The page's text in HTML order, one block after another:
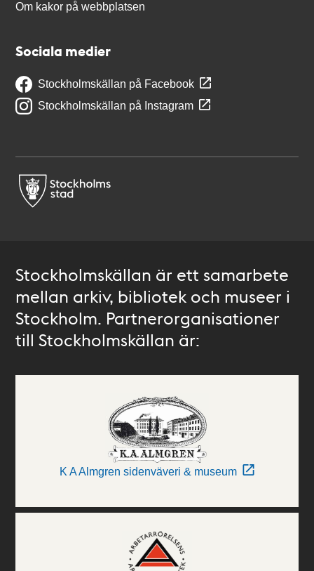
Om kakor på webbplatsen
Sociala medier
Stockholmskällan på Facebook
Stockholmskällan på Instagram
Stockholmskällan är ett samarbete
mellan arkiv, bibliotek och museer i
Stockholm. Partnerorganisationer
till Stockholmskällan är:
K A Almgren sidenväveri & museum